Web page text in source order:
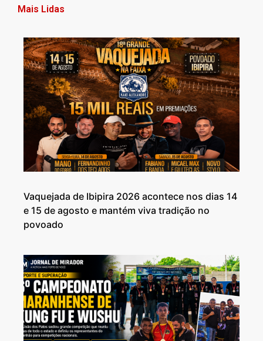
Mais Lidas
Vaquejada de Ibipira 2026 acontece nos dias 14
e 15 de agosto e mantém viva tradição no
povoado